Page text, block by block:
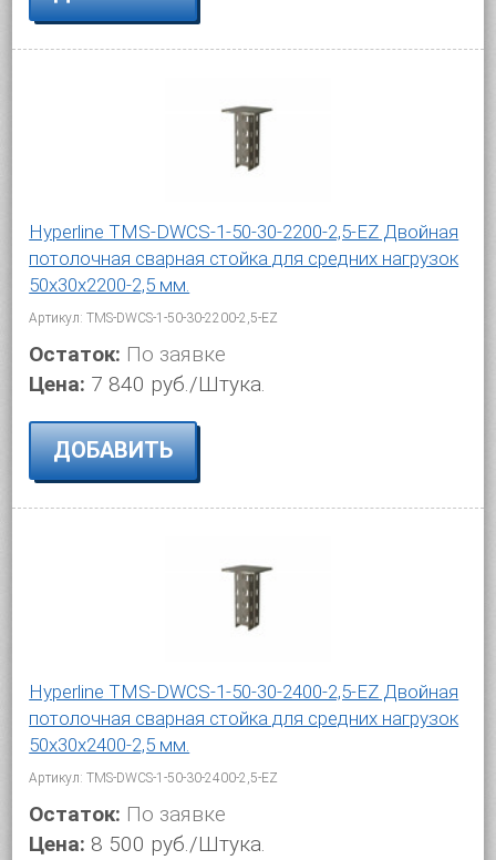
Hyperline TMS-DWCS-1-50-30-2200-2,5-EZ Двойная
потолочная сварная стойка для средних нагрузок
50х30х2200-2,5 мм.
Артикул: TMS-DWCS-1-50-30-2200-2,5-EZ
Остаток: По заявке
Цена: 7 840 руб./Штука.
ДОБАВИТЬ
Hyperline TMS-DWCS-1-50-30-2400-2,5-EZ Двойная
потолочная сварная стойка для средних нагрузок
50х30х2400-2,5 мм.
Артикул: TMS-DWCS-1-50-30-2400-2,5-EZ
Остаток: По заявке
Цена: 8 500 руб./Штука.